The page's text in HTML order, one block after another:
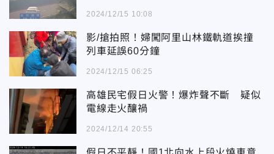
2024/12/15 10:08
影/搶拍照！婦闖阿里山林鐵軌道挨撞
列車延誤60分鐘
2024/12/15 06:25
高雄民宅假日火警！爆炸聲不斷 疑似
電線走火釀禍
2024/12/14 20:55